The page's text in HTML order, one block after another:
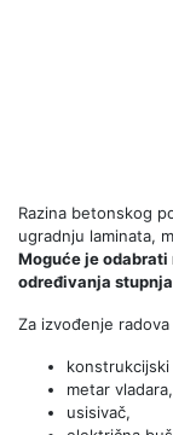
Razina betonskog
ugradnju laminata,
Moguće je
određivanja
Za izvođenje
metar vladara,
usisivač,